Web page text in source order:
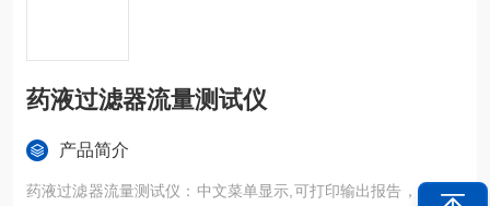
药液过滤器流量测试仪
产品简介
药液过滤器流量测试仪：中文菜单显示,可打印输出报告，显示时